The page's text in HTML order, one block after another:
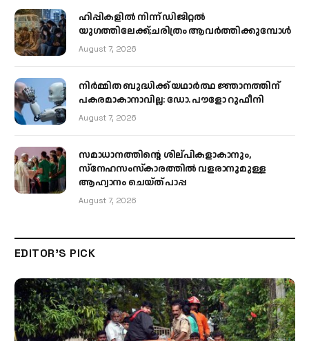
ഹിപ്പികളില്‍ നിന്ന് ഡിജിറ്റല്‍
യുഗത്തിലേക്ക്;ചരിത്രം ആവര്‍ത്തിക്കുമ്പോള്‍
August 7, 2026
നിർമ്മിത ബുദ്ധിക്ക് യഥാർത്ഥ ജ്ഞാനത്തിന്
പകരമാകാനാവില്ല: ഡോ. പൗളോ റുഫീനി
August 7, 2026
സമാധാനത്തിന്റെ ശില്പികളാകാനും,
സ്നേഹസംസ്കാരത്തിൽ വളരാനുമുള്ള
ആഹ്വാനം ചെയ്ത് പാപ്പ
August 7, 2026
EDITOR'S PICK